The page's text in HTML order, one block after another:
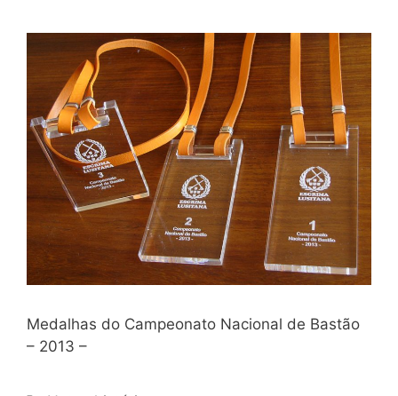
Medalhas do Campeonato Nacional de Bastão
– 2013 –